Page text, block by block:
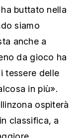
buttato nella
siamo
anche a
da gioco ha
tessere delle
in più».
ospiterà
classifica, a